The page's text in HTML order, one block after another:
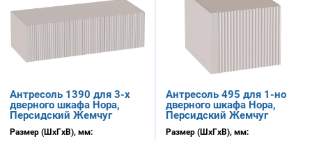
Антресоль 1390 для 3-х
дверного шкафа Нора,
Персидский Жемчуг
Размер (ШхГхВ), мм:
Антресоль 495 для 1-но
дверного шкафа Нора,
Персидский Жемчуг
Размер (ШхГхВ), мм: